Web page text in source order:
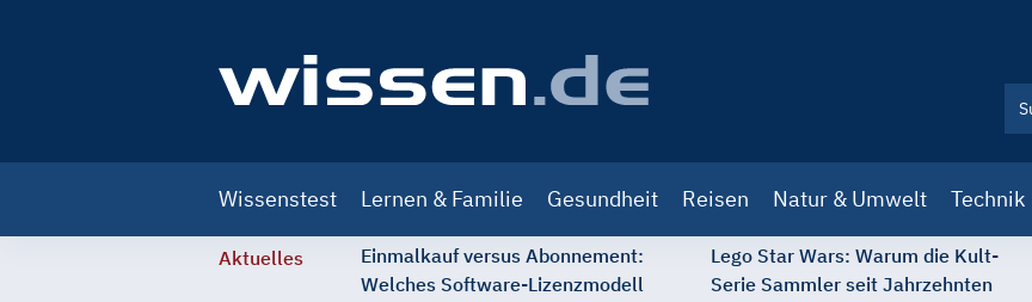
navigation
Wissenstest Lernen & Familie Gesundheit Reisen Natur & Umwelt Technik
Aktuelles
Einmalkauf versus Abonnement:
Welches Software-Lizenzmodell
Lego Star Wars: Warum die Kult-
Serie Sammler seit Jahrzehnten